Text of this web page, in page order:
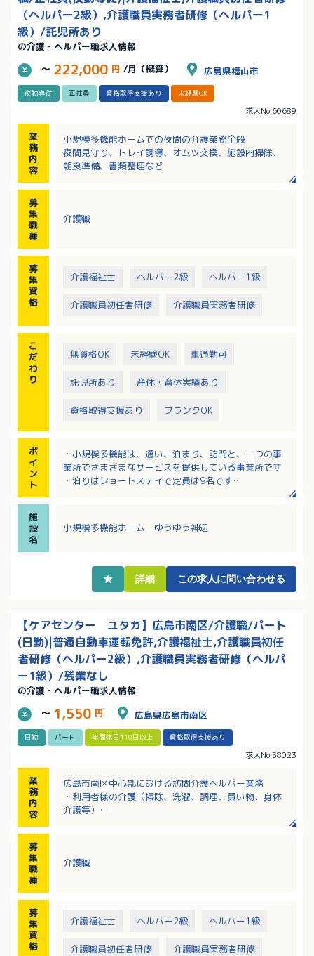
（ヘルパー2級）,介護職員実務者研修（ヘルパー1
級）/託児所あり
の介護・ヘルパー職求人情報
～ 222,000 円 /月（概算） 広島県福山市
夜勤専従 正社員 資格取得支援あり 未経験OK
求人No.60689
業
務
内
容
小規模多機能ホームでの夜間の介護業務全般
夜間見守り、トレイ誘導、オムツ交換、施設内掃除、
朝食準備、書類整理など
募
集
職
種
介護職
募
集
資
格
介護福祉士 ヘルパー2級 ヘルパー1級
介護職員初任者研修 介護職員実務者研修
こ
だ
わ
り
無資格OK 未経験OK 車通勤可
託児所あり 産休・育休実績あり
資格取得支援あり ブランクOK
ポ
イ
ン
ト
・小規模多機能は、通い、泊まり、訪問と、一つの事
業所でさまざまなサービスを提供している事業所です
・泊りはショートステイで定員は9名です
・残業ほぼ無し！幅広い世代の方が活躍中です
・各種休暇取得実績あり！社内研修や表彰制度もそな
施
設
名
小規模多機能ホーム ゆうゆう神辺
★ 詳細 この求人に問い合わせる
【ケアセンター ユタカ】広島市南区/介護職/パート
(日勤)|普通自動車運転免許,介護福祉士,介護職員初任
者研修（ヘルパー2級）,介護職員実務者研修（ヘルパ
ー1級）/残業なし
の介護・ヘルパー職求人情報
～ 1,550 円 広島県広島市南区
日勤 パート 年間休日110日以上 資格取得支援あり
求人No.58023
業
務
内
容
広島市南区中心部における訪問介護ヘルパー業務
・利用者様の介護（掃除、洗濯、調理、買い物、身体
介護等）
募
集
職
種
介護職
募
集
資
格
介護福祉士 ヘルパー2級 ヘルパー1級
介護職員初任者研修 介護職員実務者研修